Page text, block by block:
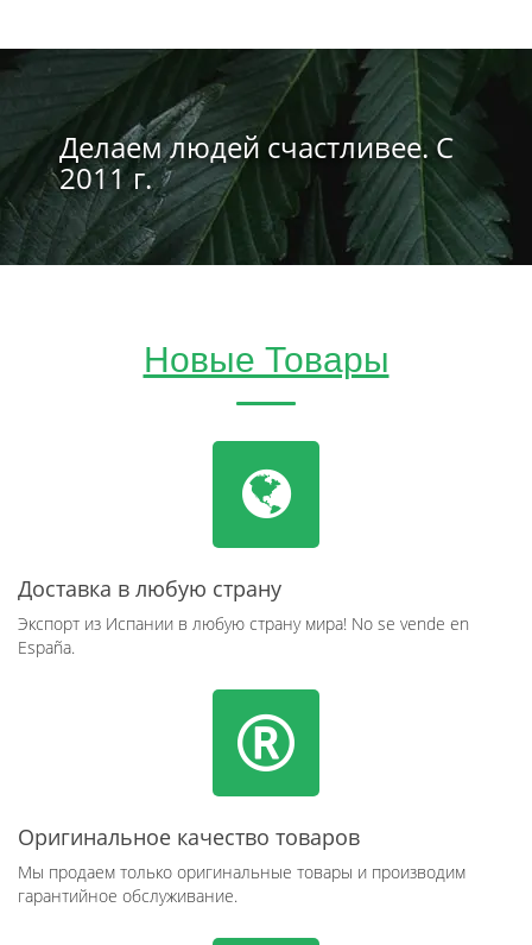
Делаем людей счастливее. С
2011 г.
Новые Товары
Доставка в любую страну
Экспорт из Испании в любую страну мира! No se vende en
España.
Оригинальное качество товаров
Мы продаем только оригинальные товары и производим
гарантийное обслуживание.